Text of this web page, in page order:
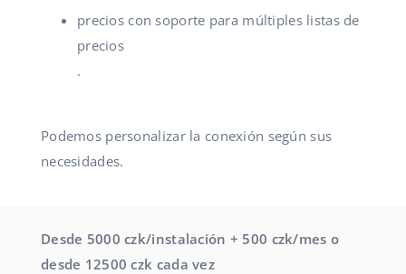
precios con soporte para múltiples listas de
precios
.
Podemos personalizar la conexión según sus
necesidades.
Desde 5000 czk/instalación + 500 czk/mes o
desde 12500 czk cada vez